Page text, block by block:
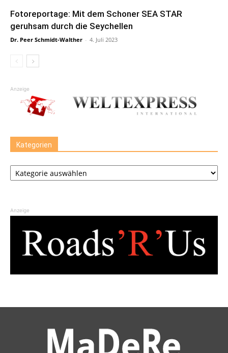
Fotoreportage: Mit dem Schoner SEA STAR
geruhsam durch die Seychellen
Dr. Peer Schmidt-Walther - 4. Juli 2023
Anzeige
Kategorien
Kategorien
Anzeige